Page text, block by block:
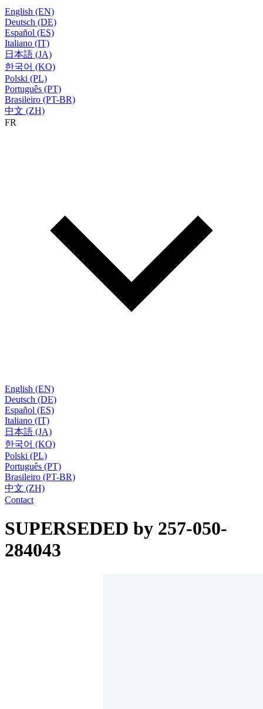
English (EN)
Deutsch (DE)
Español (ES)
Italiano (IT)
日本語 (JA)
한국어 (KO)
Polski (PL)
Português (PT)
Brasileiro (PT-BR)
中文 (ZH)
FR
English (EN)
Deutsch (DE)
Español (ES)
Italiano (IT)
日本語 (JA)
한국어 (KO)
Polski (PL)
Português (PT)
Brasileiro (PT-BR)
中文 (ZH)
Contact
SUPERSEDED by 257-050-
284043